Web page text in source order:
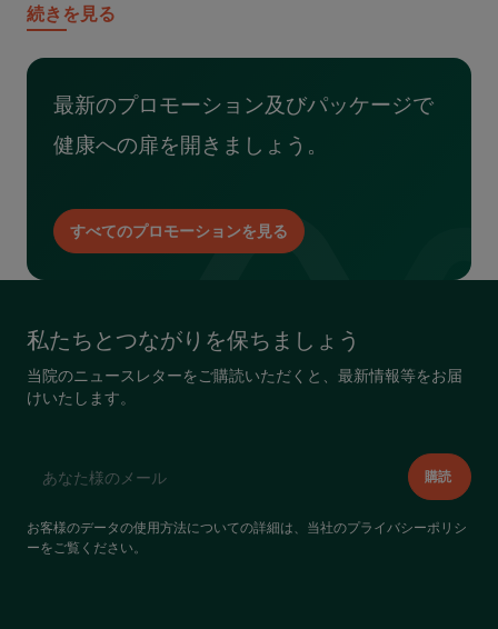
続きを見る
最新のプロモーション及びパッケージで
健康への扉を開きましょう。
すべてのプロモーションを見る
私たちとつながりを保ちましょう
当院のニュースレターをご購読いただくと、最新情報等をお届
けいたします。
お客様のデータの使用方法についての詳細は、当社のプライバシーポリシ
ーをご覧ください。